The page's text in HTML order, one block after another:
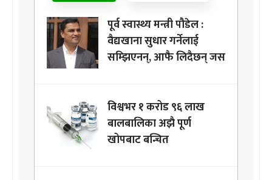
पूर्व स्वास्थ्य मन्त्री पौडेल :
वैद्यखाना सुधार गर्नेलाई
सम्झिएनन्, आफै लिदैछन् जस
विश्वभर १ करोड ९६ लाख
बालबालिका अझै पूर्ण
खोपबाट बन्चित